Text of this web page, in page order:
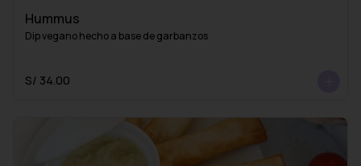
Hummus
Dip vegano hecho a base de garbanzos
S/ 34.00